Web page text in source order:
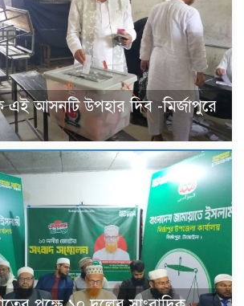
এই আসনটি উপহার দিব -মির্জাপুরে